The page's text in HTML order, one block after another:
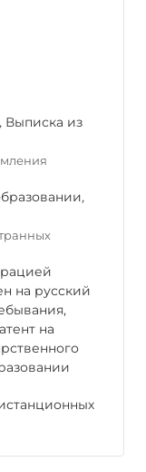
, Выписка из
,
на русский
на